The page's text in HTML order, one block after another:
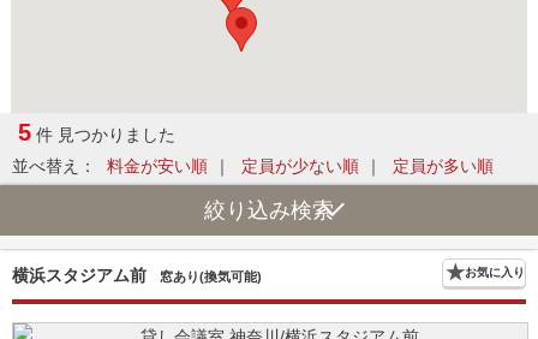
5 件 見つかりました
並べ替え：
料金が安い順 ｜ 定員が少ない順 ｜ 定員が多い順
絞り込み検索
お気に入り
横浜スタジアム前 窓あり(換気可能)